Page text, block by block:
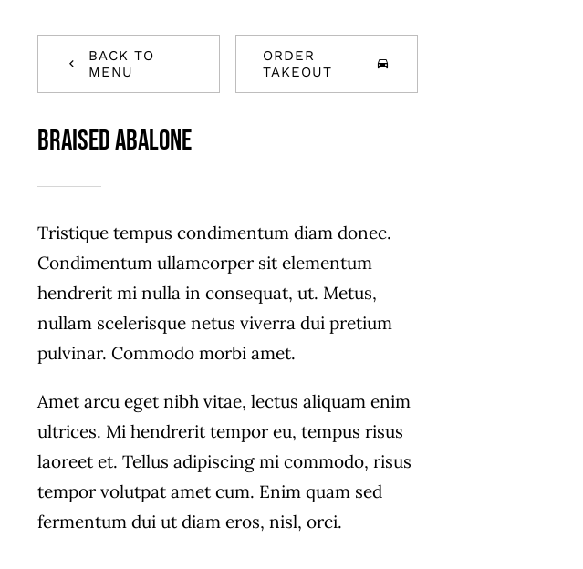
BACK TO
MENU
ORDER
TAKEOUT
Braised Abalone
Tristique tempus condimentum diam donec.
Condimentum ullamcorper sit elementum
hendrerit mi nulla in consequat, ut. Metus,
nullam scelerisque netus viverra dui pretium
pulvinar. Commodo morbi amet.
Amet arcu eget nibh vitae, lectus aliquam enim
ultrices. Mi hendrerit tempor eu, tempus risus
laoreet et. Tellus adipiscing mi commodo, risus
tempor volutpat amet cum. Enim quam sed
fermentum dui ut diam eros, nisl, orci.